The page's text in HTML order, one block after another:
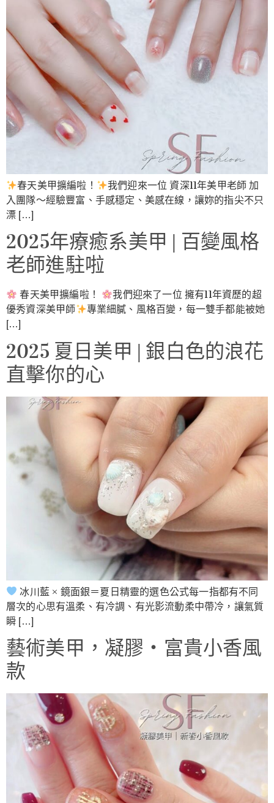
春天美甲擴編啦！
我們迎來一位 資深11年美甲老師 加
入團隊～經驗豐富、手感穩定、美感在線，讓妳的指尖不只
漂 […]
2025年療癒系美甲 | 百變風格
老師進駐啦
春天美甲擴編啦！
我們迎來了一位 擁有11年資歷的超
優秀資深美甲師
專業細膩、風格百變，每一雙手都能被她
[…]
2025 夏日美甲 | 銀白色的浪花
直擊你的心
冰川藍 × 鏡面銀＝夏日精靈的選色公式每一指都有不同
層次的心思有溫柔、有冷調、有光影流動柔中帶冷，讓氣質
瞬 […]
藝術美甲，凝膠‧富貴小香風
款